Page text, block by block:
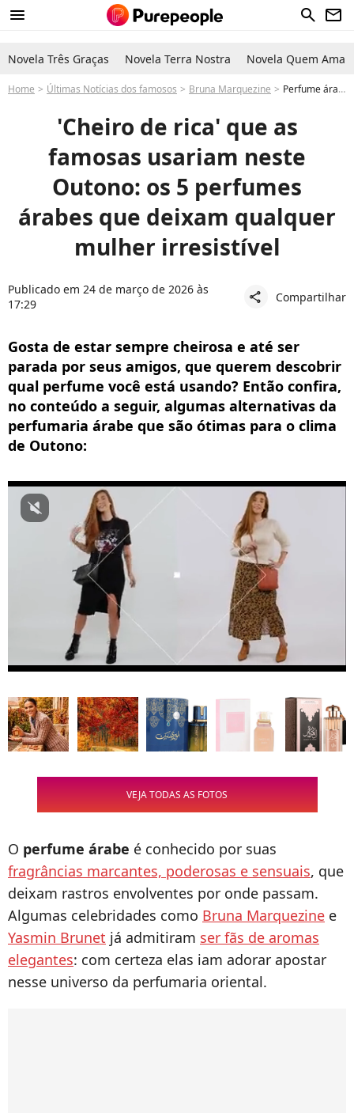
menu search newsletter
Novela Três Graças Novela Terra Nostra Novela Quem Ama
Home Últimas Notícias dos famosos Bruna Marquezine Perfume árabe feminino para comprar no Outono e ficar com cheiro de rica: descubra agora 5 fragrâncias com baunilha e outras notas tendência
'Cheiro de rica' que as
famosas usariam neste
Outono: os 5 perfumes
árabes que deixam qualquer
mulher irresistível
Publicado em 24 de março de 2026 às
17:29
share Compartilhar
Gosta de estar sempre cheirosa e até ser
parada por seus amigos, que querem descobrir
qual perfume você está usando? Então confira,
no conteúdo a seguir, algumas alternativas da
perfumaria árabe que são ótimas para o clima
de Outono:
VEJA TODAS AS FOTOS
O perfume árabe é conhecido por suas
fragrâncias marcantes, poderosas e sensuais, que
deixam rastros envolventes por onde passam.
Algumas celebridades como Bruna Marquezine e
Yasmin Brunet já admitiram ser fãs de aromas
elegantes: com certeza elas iam adorar apostar
nesse universo da perfumaria oriental.